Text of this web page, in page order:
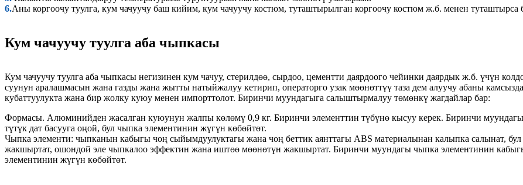
6.Аны коргоочу туулга, кум чачуучу баш кийим, кум чачуучу костюм, туташтырылган коргоочу костюм ж.б. менен туташтырса
Кум чачуучу туулга аба чыпкасы
Кум чачуучу туулга аба чыпкасы негизинен кум чачуу, стерилдөө, сырдоо, цементти даярдоого чейинки даярдык ж.б. үчүн
суунун аралашмасын жана газды жана жытты натыйжалуу кетирип, операторго узак мөөнөттүү таза дем алуучу абаны
кубаттуулукта жана бир жолку куюу менен импорттолот. Биринчи муундагыга салыштырмалуу төмөнкү жагдайлар бар:
Формасы. Алюминийден жасалган куюунун жалпы көлөмү 0,9 кг. Биринчи элементтин түбүнө кысуу керек. Биринчи муундагы
түтүк дат басууга оңой, бул чыпка элементинин жүгүн көбөйтөт.
Чыпка элементи: чыпканын кабыгы чоң сыйымдуулуктагы жана чоң беттик аянттагы ABS материалынан калыпка салынат,
жакшыртат, ошондой эле чыпкалоо эффектин жана иштөө мөөнөтүн жакшыртат. Биринчи муундагы чыпка элементинин
элементинин жүгүн көбөйтөт.